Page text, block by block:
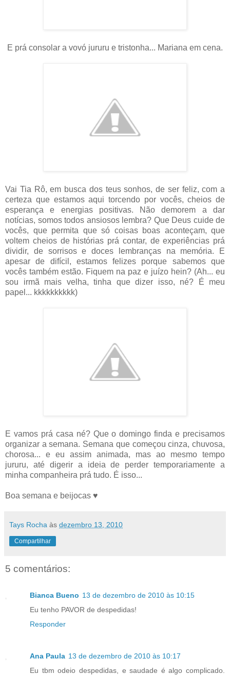
E prá consolar a vovó jururu e tristonha... Mariana em cena.
Vai Tia Rô, em busca dos teus sonhos, de ser feliz, com a
certeza que estamos aqui torcendo por vocês, cheios de
esperança e energias positivas. Não demorem a dar
notícias, somos todos ansiosos lembra? Que Deus cuide de
vocês, que permita que só coisas boas aconteçam, que
voltem cheios de histórias prá contar, de experiências prá
dividir, de sorrisos e doces lembranças na memória. E
apesar de difícil, estamos felizes porque sabemos que
vocês também estão. Fiquem na paz e juízo hein? (Ah... eu
sou irmã mais velha, tinha que dizer isso, né? É meu
papel... kkkkkkkkkk)
E vamos prá casa né? Que o domingo finda e precisamos
organizar a semana. Semana que começou cinza, chuvosa,
chorosa... e eu assim animada, mas ao mesmo tempo
jururu, até digerir a ideia de perder temporariamente a
minha companheira prá tudo. É isso...
Boa semana e beijocas ♥
Tays Rocha às dezembro 13, 2010
Compartilhar
5 comentários:
Bianca Bueno 13 de dezembro de 2010 às 10:15
Eu tenho PAVOR de despedidas!
Responder
Ana Paula 13 de dezembro de 2010 às 10:17
Eu tbm odeio despedidas, e saudade é algo complicado.